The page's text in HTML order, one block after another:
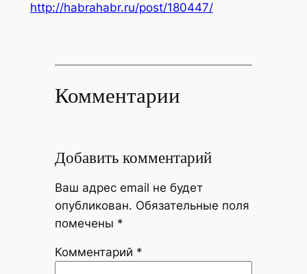
http://habrahabr.ru/post/180447/
Комментарии
Добавить комментарий
Ваш адрес email не будет
опубликован. Обязательные поля
помечены *
Комментарий *